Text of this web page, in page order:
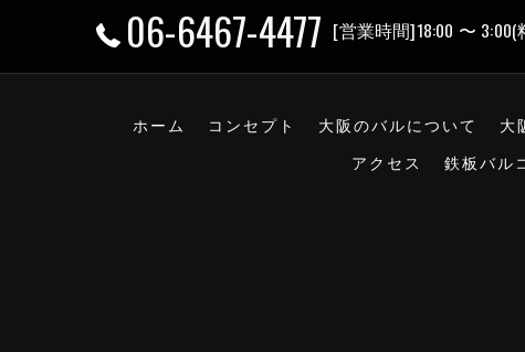
06-6467-4477 [営業時間]18:00 〜
ホーム コンセプト 大阪のバルについて 大
アクセス
鉄板バル